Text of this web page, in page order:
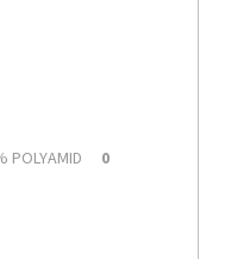
POLYAMID 0